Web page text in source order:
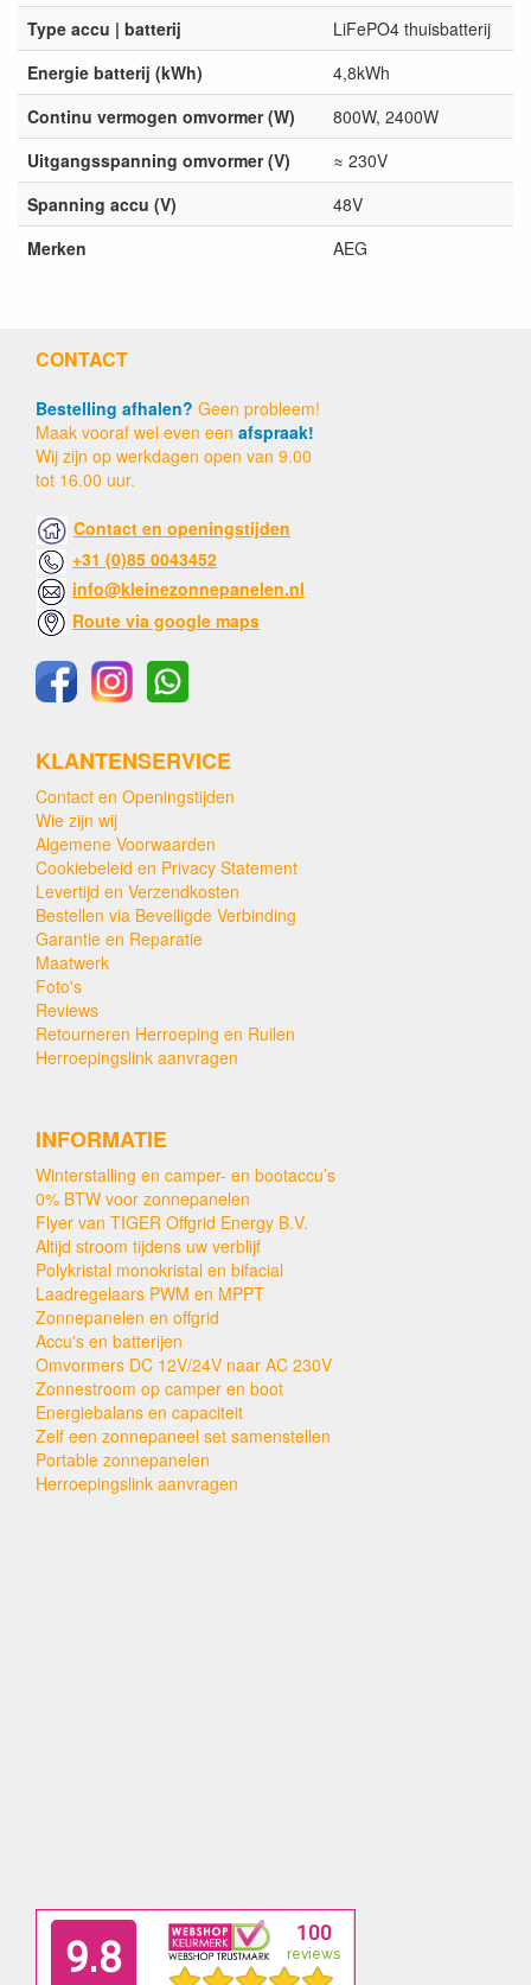
Type accu | batterij
LiFePO4 thuisbatterij
Energie batterij (kWh)
4,8kWh
Continu vermogen omvormer (W)
800W, 2400W
Uitgangsspanning omvormer (V)
≈ 230V
Spanning accu (V)
48V
Merken
AEG
CONTACT
Bestelling afhalen? Geen probleem!
Maak vooraf wel even een afspraak!
Wij zijn op werkdagen open van 9.00
tot 16.00 uur.
Contact en openingstijden
+31 (0)85 0043452
info@kleinezonnepanelen.nl
Route via google maps
KLANTENSERVICE
Contact en Openingstijden
Wie zijn wij
Algemene Voorwaarden
Cookiebeleid en Privacy Statement
Levertijd en Verzendkosten
Bestellen via Beveiligde Verbinding
Garantie en Reparatie
Maatwerk
Foto's
Reviews
Retourneren Herroeping en Ruilen
Herroepingslink aanvragen
INFORMATIE
Winterstalling en camper- en bootaccu’s
0% BTW voor zonnepanelen
Flyer van TIGER Offgrid Energy B.V.
Altijd stroom tijdens uw verblijf
Polykristal monokristal en bifacial
Laadregelaars PWM en MPPT
Zonnepanelen en offgrid
Accu's en batterijen
Omvormers DC 12V/24V naar AC 230V
Zonnestroom op camper en boot
Energiebalans en capaciteit
Zelf een zonnepaneel set samenstellen
Portable zonnepanelen
Herroepingslink aanvragen